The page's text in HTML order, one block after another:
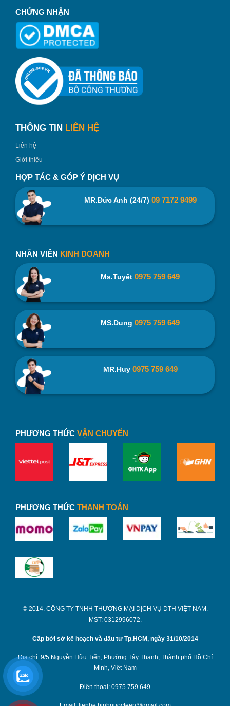
CHỨNG NHẬN
THÔNG TIN LIÊN HỆ
Liên hệ
Giới thiệu
HỢP TÁC & GÓP Ý DỊCH VỤ
MR.Đức Anh (24/7) 09 7172 9499
NHÂN VIÊN KINH DOANH
Ms.Tuyết 0975 759 649
MS.Dung 0975 759 649
MR.Huy 0975 759 649
PHƯƠNG THỨC VẬN CHUYỂN
PHƯƠNG THỨC THANH TOÁN
© 2014. CÔNG TY TNHH THƯƠNG MẠI DỊCH VỤ DTH VIỆT NAM.
MST: 0312996072.
Cấp bởi sở kế hoạch và đầu tư Tp.HCM, ngày 31/10/2014
Địa chỉ: 9/5 Nguyễn Hữu Tiến, Phường Tây Thạnh, Thành phố Hồ Chí
Minh, Việt Nam
Điện thoại: 0975 759 649